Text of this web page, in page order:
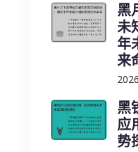
黑
未
年
来
黑
应
势